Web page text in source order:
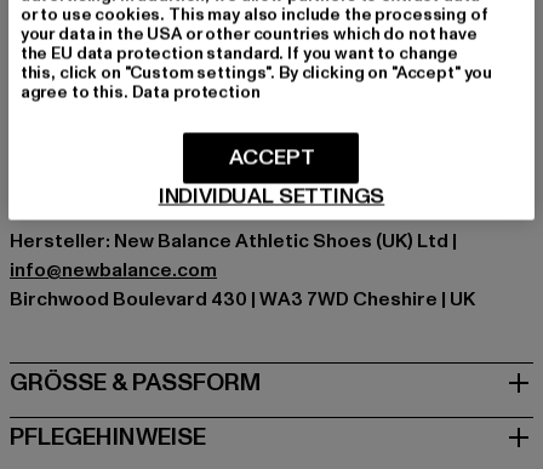
Marke: New Balance
Kat.: Sweat & Fleece - Hoodies
Farbe: violet
Hersteller Farbe: grey/violet
Art.Nr: WT03547-06857
Hersteller: New Balance Athletic Shoes (UK) Ltd |
info@newbalance.com
Birchwood Boulevard 430 | WA3 7WD Cheshire | UK
GRÖSSE & PASSFORM
PFLEGEHINWEISE
or to use cookies. This may also include the processing of
your data in the USA or other countries which do not have
the EU data protection standard. If you want to change
this, click on "Custom settings". By clicking on "Accept" you
agree to this. Data protection
INDIVIDUAL SETTINGS
ACCEPT